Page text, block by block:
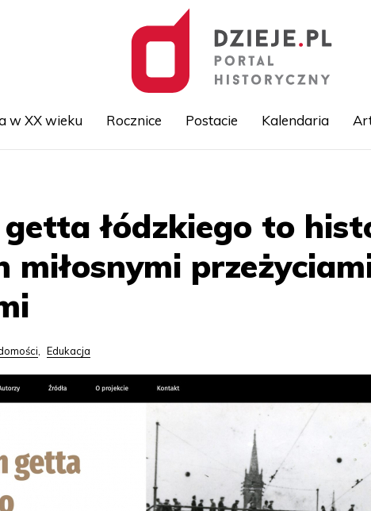
w XX wieku Rocznice Postacie Kalendaria
getta łódzkiego to
miłosnymi
, Edukacja